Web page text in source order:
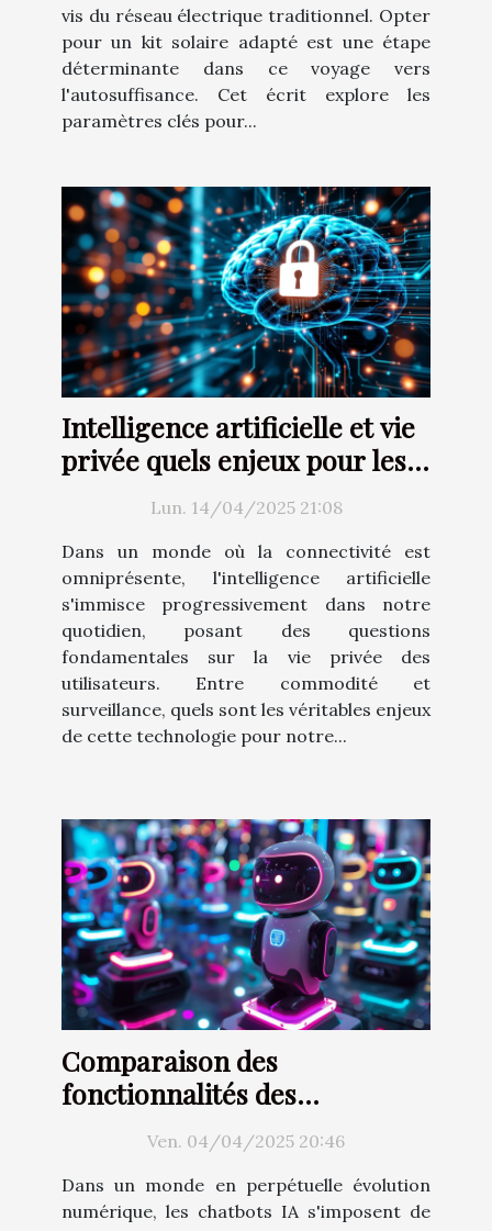
vis du réseau électrique traditionnel. Opter
pour un kit solaire adapté est une étape
déterminante dans ce voyage vers
l'autosuffisance. Cet écrit explore les
paramètres clés pour...
Intelligence artificielle et vie
privée quels enjeux pour les
utilisateurs dans un monde
connectéLun. 14/04/2025 21:08
Dans un monde où la connectivité est
omniprésente, l'intelligence artificielle
s'immisce progressivement dans notre
quotidien, posant des questions
fondamentales sur la vie privée des
utilisateurs. Entre commodité et
surveillance, quels sont les véritables enjeux
de cette technologie pour notre...
Comparaison des
fonctionnalités des
principaux outils de création
de chatbots IA
Ven. 04/04/2025 20:46
Dans un monde en perpétuelle évolution
numérique, les chatbots IA s'imposent de